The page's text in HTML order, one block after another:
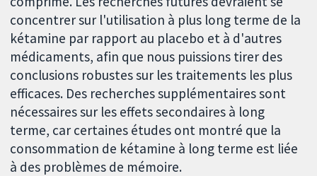
concentrer sur l'utilisation à plus long terme de la
kétamine par rapport au placebo et à d'autres
médicaments, afin que nous puissions tirer des
conclusions robustes sur les traitements les plus
efficaces. Des recherches supplémentaires sont
nécessaires sur les effets secondaires à long
terme, car certaines études ont montré que la
consommation de kétamine à long terme est liée
à des problèmes de mémoire.